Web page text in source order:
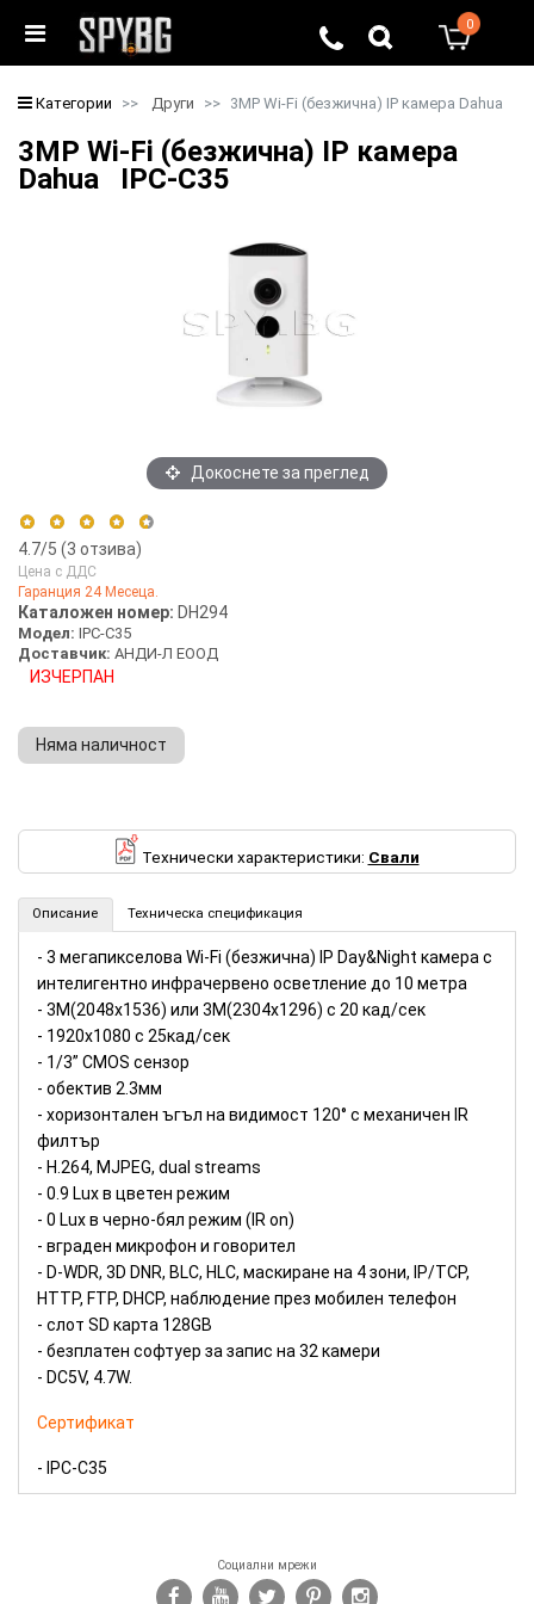
0
Категории Други 3MP Wi-Fi (безжична) IP камера Dahua
3MP Wi-Fi (безжична) IP камера
Dahua IPC-C35
Докоснете за преглед
4.7/5 (3 отзива)
5 stars
4 stars
3 stars
1 star
Цена с ДДС
Гаранция 24 Месеца.
Каталожен номер: DH294
Модел: IPC-C35
Доставчик: АНДИ-Л ЕООД
ИЗЧЕРПАН
Няма наличност
Технически характеристики: Свали
Описание Техническа спецификация
- 3 мегапикселова Wi-Fi (безжична) IP Day&Night камера с
интелигентно инфрачервено осветление до 10 метра
- 3M(2048x1536) или 3М(2304x1296) с 20 кад/сек
- 1920x1080 с 25кад/сек
- 1/3” CMOS сензор
- обектив 2.3мм
- хоризонтален ъгъл на видимост 120° c механичен IR
филтър
- H.264, MJPEG, dual streams
- 0.9 Lux в цветен режим
- 0 Lux в черно-бял режим (IR on)
- вграден микрофон и говорител
- D-WDR, 3D DNR, BLC, HLC, маскиране на 4 зони, IP/TCP,
HTTP, FTP, DHCP, наблюдение през мобилен телефон
- слот SD карта 128GB
- безплатен софтуер за запис на 32 камери
- DC5V, 4.7W.
Сертификат
- IPC-C35
Социални мрежи